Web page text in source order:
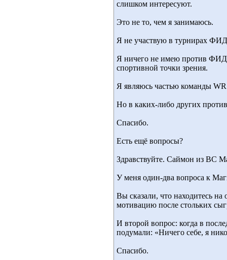
слишком интересуют.
Это не то, чем я занимаюсь.
Я не участвую в турнирах
Я ничего не имею против
спортивной точки зрения.
Я являюсь частью команды
Но в каких-либо других
Спасибо.
Есть ещё вопросы?
Здравствуйте. Саймон из BC
У меня один-два вопроса к
Вы сказали, что находитесь на
мотивацию после стольких
И второй вопрос: когда в
подумали: «Ничего себе, я
Спасибо.